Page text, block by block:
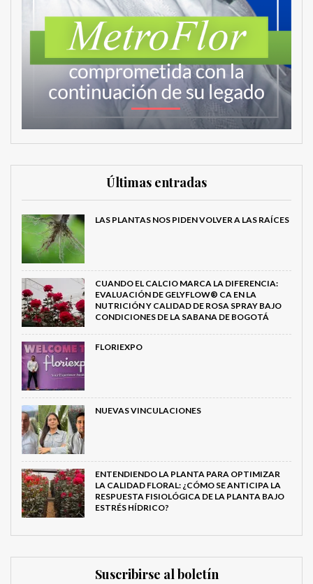
Últimas entradas
LAS PLANTAS NOS PIDEN VOLVER A LAS RAÍCES
CUANDO EL CALCIO MARCA LA DIFERENCIA:
EVALUACIÓN DE GELYFLOW® CA EN LA
NUTRICIÓN Y CALIDAD DE ROSA SPRAY BAJO
CONDICIONES DE LA SABANA DE BOGOTÁ
FLORIEXPO
NUEVAS VINCULACIONES
ENTENDIENDO LA PLANTA PARA OPTIMIZAR
LA CALIDAD FLORAL: ¿CÓMO SE ANTICIPA LA
RESPUESTA FISIOLÓGICA DE LA PLANTA BAJO
ESTRÉS HÍDRICO?
Suscribirse al boletín